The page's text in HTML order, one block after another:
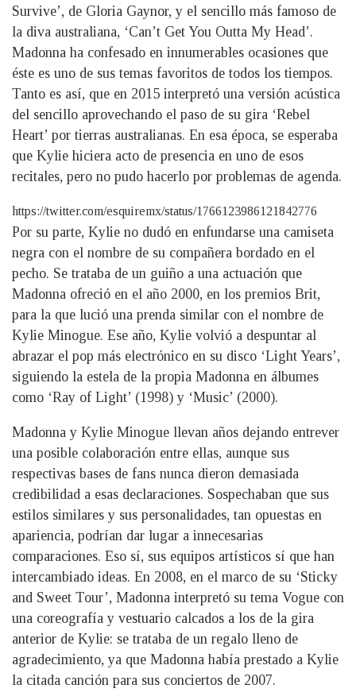
Survive’, de Gloria Gaynor, y el sencillo más famoso de
la diva australiana, ‘Can’t Get You Outta My Head’.
Madonna ha confesado en innumerables ocasiones que
éste es uno de sus temas favoritos de todos los tiempos.
Tanto es así, que en 2015 interpretó una versión acústica
del sencillo aprovechando el paso de su gira ‘Rebel
Heart’ por tierras australianas. En esa época, se esperaba
que Kylie hiciera acto de presencia en uno de esos
recitales, pero no pudo hacerlo por problemas de agenda.
https://twitter.com/esquiremx/status/1766123986121842776
Por su parte, Kylie no dudó en enfundarse una camiseta
negra con el nombre de su compañera bordado en el
pecho. Se trataba de un guiño a una actuación que
Madonna ofreció en el año 2000, en los premios Brit,
para la que lució una prenda similar con el nombre de
Kylie Minogue. Ese año, Kylie volvió a despuntar al
abrazar el pop más electrónico en su disco ‘Light Years’,
siguiendo la estela de la propia Madonna en álbumes
como ‘Ray of Light’ (1998) y ‘Music’ (2000).
Madonna y Kylie Minogue llevan años dejando entrever
una posible colaboración entre ellas, aunque sus
respectivas bases de fans nunca dieron demasiada
credibilidad a esas declaraciones. Sospechaban que sus
estilos similares y sus personalidades, tan opuestas en
apariencia, podrían dar lugar a innecesarias
comparaciones. Eso sí, sus equipos artísticos sí que han
intercambiado ideas. En 2008, en el marco de su ‘Sticky
and Sweet Tour’, Madonna interpretó su tema Vogue con
una coreografía y vestuario calcados a los de la gira
anterior de Kylie: se trataba de un regalo lleno de
agradecimiento, ya que Madonna había prestado a Kylie
la citada canción para sus conciertos de 2007.